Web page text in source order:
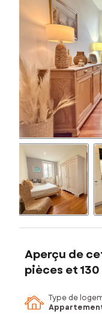
Aperçu de
pièces et 130
Type de